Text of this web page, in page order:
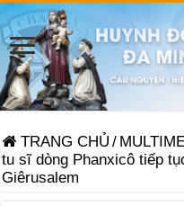
TRANG CHỦ /
tu sĩ dòng Phanxicô tiếp
Giêrusalem